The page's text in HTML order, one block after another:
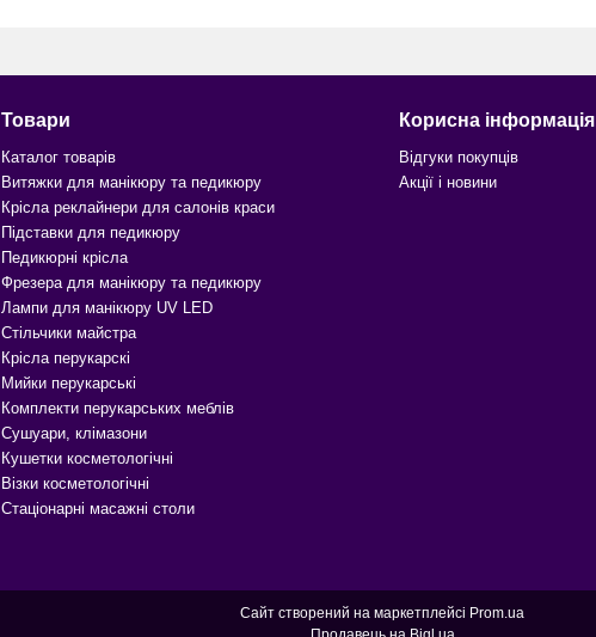
Товари
Каталог товарів
Витяжки для манікюру та педикюру
Крісла реклайнери для салонів краси
Підставки для педикюру
Педикюрні крісла
Фрезера для манікюру та педикюру
Лампи для манікюру UV LED
Стільчики майстра
Крісла перукарскі
Мийки перукарські
Комплекти перукарських меблів
Сушуари, клімазони
Кушетки косметологічні
Візки косметологічні
Стаціонарні масажні столи
Корисна інформація
Відгуки покупців
Акції і новини
Сайт створений на маркетплейсі Prom.ua